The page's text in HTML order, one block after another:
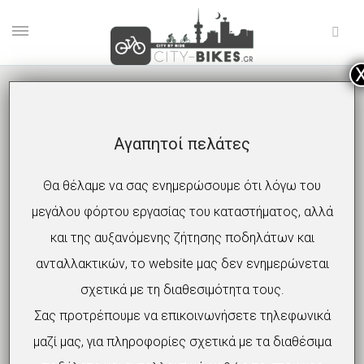
Αγαπητοί πελάτες
Θα θέλαμε να σας ενημερώσουμε ότι λόγω του
μεγάλου φόρτου εργασίας του καταστήματος, αλλά
και της αυξανόμενης ζήτησης ποδηλάτων και
ανταλλακτικών, το website μας δεν ενημερώνεται
σχετικά με τη διαθεσιμότητα τους.
Σας προτρέπουμε να επικοινωνήσετε τηλεφωνικά
μαζί μας, για πληροφορίες σχετικά με τα διαθέσιμα